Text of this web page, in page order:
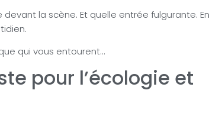
la scène. Et quelle entrée fulgurante. En
qui vous entourent…
pour l’écologie et